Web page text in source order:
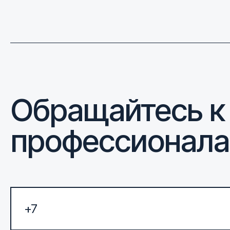
Обращайтесь к